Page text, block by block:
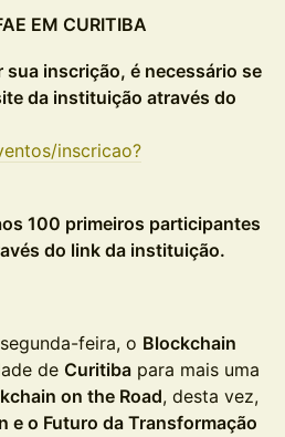
EM CURITIBA
sua inscrição, é necessário se
da instituição através do
inscricao?
100 primeiros participantes
do link da instituição.
feira, o Blockchain
de Curitiba para mais uma
on the Road, desta vez,
e o Futuro da Transformação